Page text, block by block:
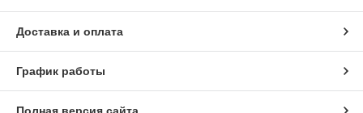
Доставка и оплата
График работы